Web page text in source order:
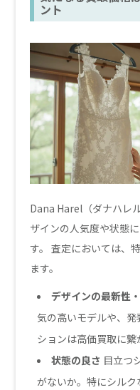
ント
Dana Harel（ダナハレ
ザインの人気度や状態
す。 査定においては、
ます。
デザインの最新性
気の高いモデルや、
ションは高価買取に繋
状態の良さ 目立つ
がないか。特にシル